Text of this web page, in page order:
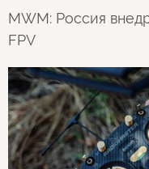
MWM: Россия
FPV